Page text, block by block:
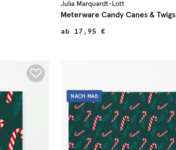
Julia Marquardt-Lott
Meterware Candy Canes & Twigs
ab 17,95 €
NACH MAß